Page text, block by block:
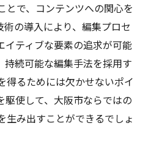
とで、コンテンツへの関心を
の導入により、編集プロセ
イティブな要素の追求が可能
持続可能な編集手法を採用す
得るためには欠かせないポイ
駆使して、大阪市ならではの
生み出すことができるでしょ